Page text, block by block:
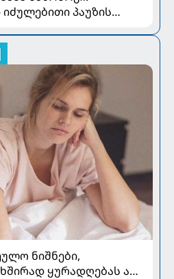
პაუზის
ნიშნები,
ყურადღებას არ